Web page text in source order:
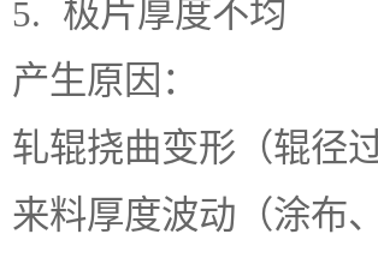
5. 极片厚度不均
产生原因：
轧辊挠曲变形（辊径
来料厚度波动（涂布